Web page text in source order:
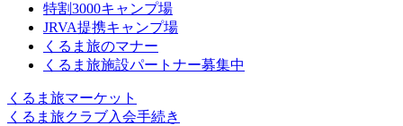
特割3000キャンプ場
JRVA提携キャンプ場
くるま旅のマナー
くるま旅施設パートナー募集中
くるま旅マーケット
くるま旅クラブ入会手続き